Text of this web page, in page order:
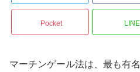
Pocket LINE
マーチンゲール法は、最も有